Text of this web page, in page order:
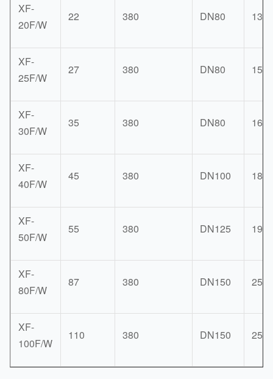
XF-
20F/W
22 380 DN80
XF-
25F/W
27 380 DN80
XF-
30F/W
35 380 DN80
XF-
40F/W
45 380 DN100
XF-
50F/W
55 380 DN125
XF-
80F/W
87 380 DN150
XF-
100F/W
110 380 DN150